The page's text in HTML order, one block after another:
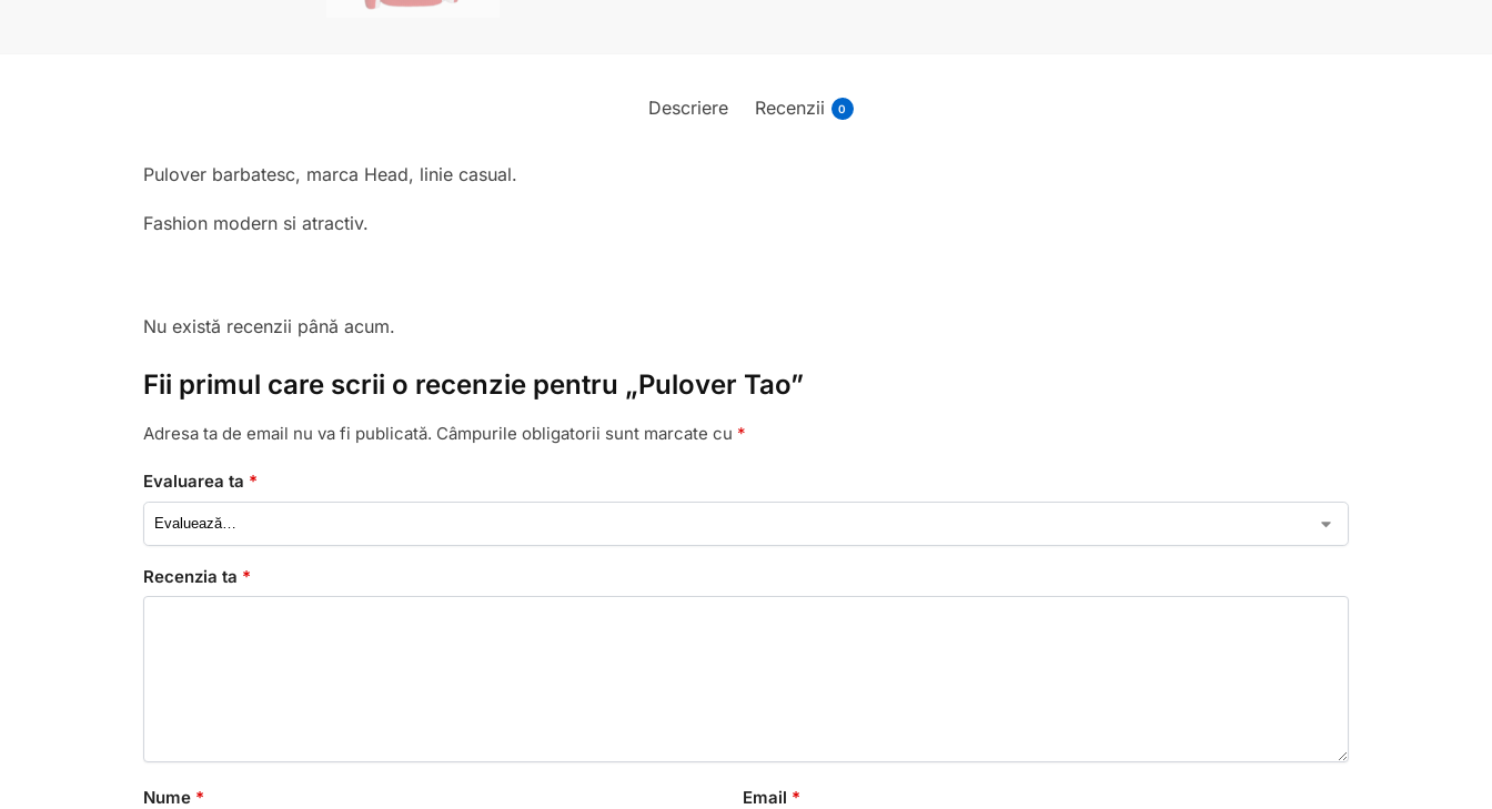
Descriere Recenzii 0
Pulover barbatesc, marca Head, linie casual.
Fashion modern si atractiv.
Nu există recenzii până acum.
Fii primul care scrii o recenzie pentru „Pulover Tao”
Adresa ta de email nu va fi publicată. Câmpurile obligatorii sunt marcate cu *
Evaluarea ta *
Recenzia ta *
Nume * Email *